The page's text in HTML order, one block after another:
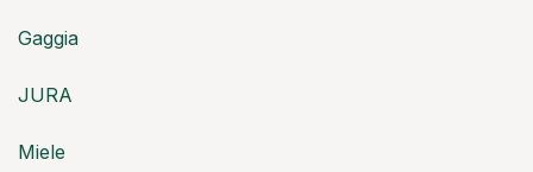
Gaggia
JURA
Miele